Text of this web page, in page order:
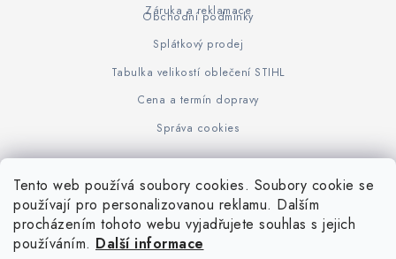
Tento web používá soubory cookies. Soubory cookie se
používají pro personalizovanou reklamu. Dalším
procházením tohoto webu vyjadřujete souhlas s jejich
používáním. Další informace
Záruka a reklamace
Obchodní podmínky
Splátkový prodej
Tabulka velikostí oblečení STIHL
Cena a termín dopravy
Správa cookies
www.KOVOJUHASZ.cz Výrobce STIHL STIHL Timbersport